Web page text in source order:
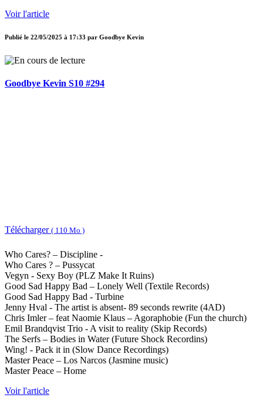
Voir l'article
Publié le 22/05/2025 à 17:33 par Goodbye Kevin
Goodbye Kevin S10 #294
Télécharger ( 110 Mo )
Who Cares? – Discipline -
Who Cares ? – Pussycat
Vegyn - Sexy Boy (PLZ Make It Ruins)
Good Sad Happy Bad – Lonely Well (Textile Records)
Good Sad Happy Bad - Turbine
Jenny Hval - The artist is absent- 89 seconds rewrite (4AD)
Chris Imler – feat Naomie Klaus – Agoraphobie (Fun the church)
Emil Brandqvist Trio - A visit to reality (Skip Records)
The Serfs – Bodies in Water (Future Shock Recordins)
Wing! - Pack it in (Slow Dance Recordings)
Master Peace – Los Narcos (Jasmine music)
Master Peace – Home
Voir l'article